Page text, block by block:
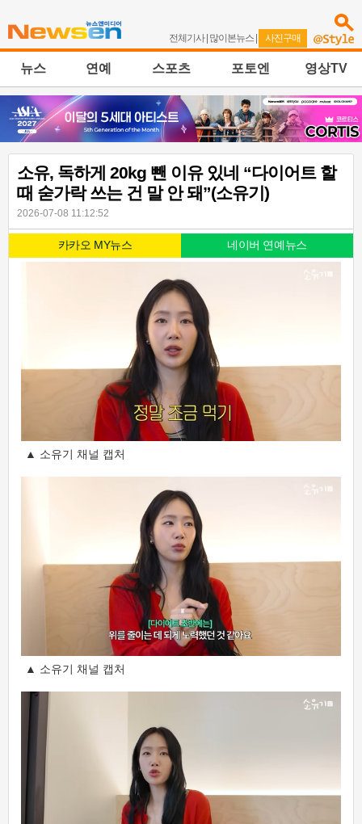
전체기사| 많이본뉴스 | 사진구매
뉴스 연예 스포츠 포토엔 영상TV
소유, 독하게 20kg 뺀 이유 있네 “다이어트 할
때 숟가락 쓰는 건 말 안 돼”(소유기)
2026-07-08 11:12:52
카카오 MY뉴스 네이버 연예뉴스
▲ 소유기 채널 캡처
▲ 소유기 채널 캡처